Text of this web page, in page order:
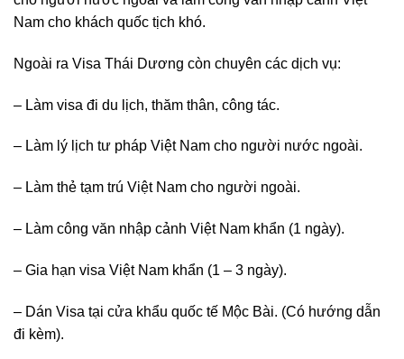
Nam cho khách quốc tịch khó.
Ngoài ra Visa Thái Dương còn chuyên các dịch vụ:
– Làm visa đi du lịch, thăm thân, công tác.
– Làm lý lịch tư pháp Việt Nam cho người nước ngoài.
– Làm thẻ tạm trú Việt Nam cho người ngoài.
– Làm công văn nhập cảnh Việt Nam khẩn (1 ngày).
– Gia hạn visa Việt Nam khẩn (1 – 3 ngày).
– Dán Visa tại cửa khẩu quốc tế Mộc Bài. (Có hướng dẫn
đi kèm).